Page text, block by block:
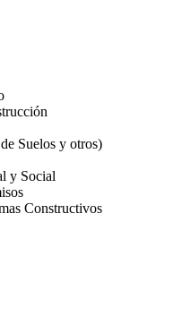
Suelos y otros)
y Social
Constructivos